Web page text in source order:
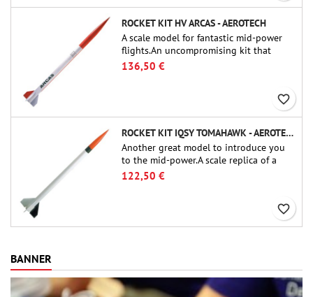
ROCKET KIT HV ARCAS - AEROTECH
A scale model for fantastic mid-power
flights.An uncompromising kit that
allows you to build a replica of one of
the most famous sounding-rocket ever.
136,50 €
favorite_border
ROCKET KIT IQSY TOMAHAWK - AEROTECH
Another great model to introduce you
to the mid-power.A scale replica of a
famous sounding rocket, small in size
and peefect to move to higher-level kits.
122,50 €
favorite_border
BANNER